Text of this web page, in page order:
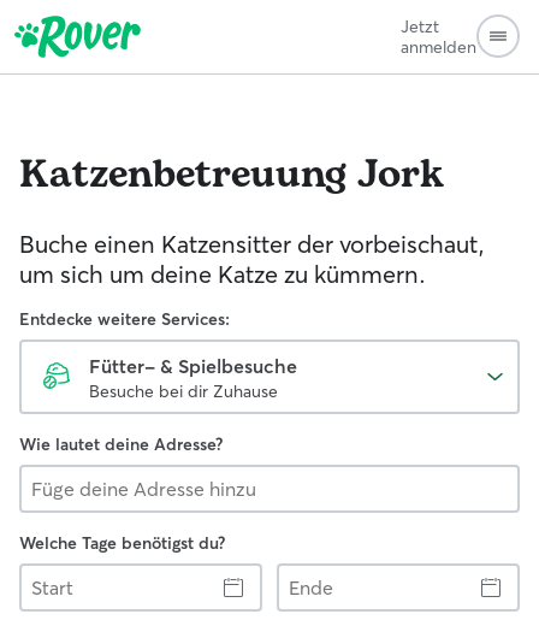
Jetzt
anmelden
KatzenbetreuungJork
Buche einen Katzensitter der vorbeischaut,
um sich um deine Katze zu kümmern.
Entdecke weitere Services:
Fütter- & Spielbesuche
Besuche bei dir Zuhause
Wie lautet deine Adresse?
Welche Tage benötigst du?
Start
Ende